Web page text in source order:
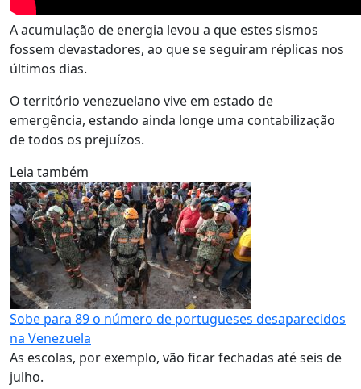
A acumulação de energia levou a que estes sismos
fossem devastadores, ao que se seguiram réplicas nos
últimos dias.
O território venezuelano vive em estado de
emergência, estando ainda longe uma contabilização
de todos os prejuízos.
Leia também
Sobe para 89 o número de portugueses desaparecidos
na Venezuela
As escolas, por exemplo, vão ficar fechadas até seis de
julho.